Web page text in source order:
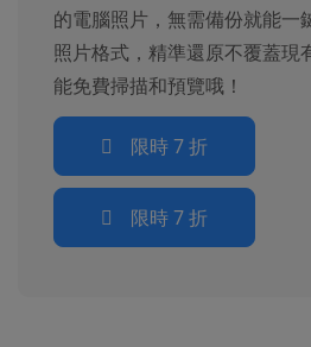
的電腦照片，無需備份就能一
照片格式，精準還原不覆蓋現
能免費掃描和預覽哦！
限時 7 折
限時 7 折